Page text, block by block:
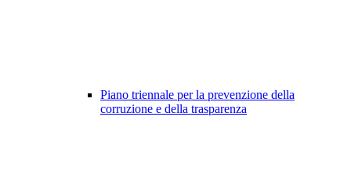
Piano triennale per la prevenzione della
corruzione e della trasparenza